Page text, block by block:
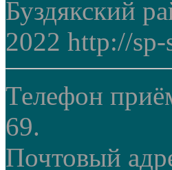
Буздякский
2022 http://sp-
Телефон
69.
Почтовый